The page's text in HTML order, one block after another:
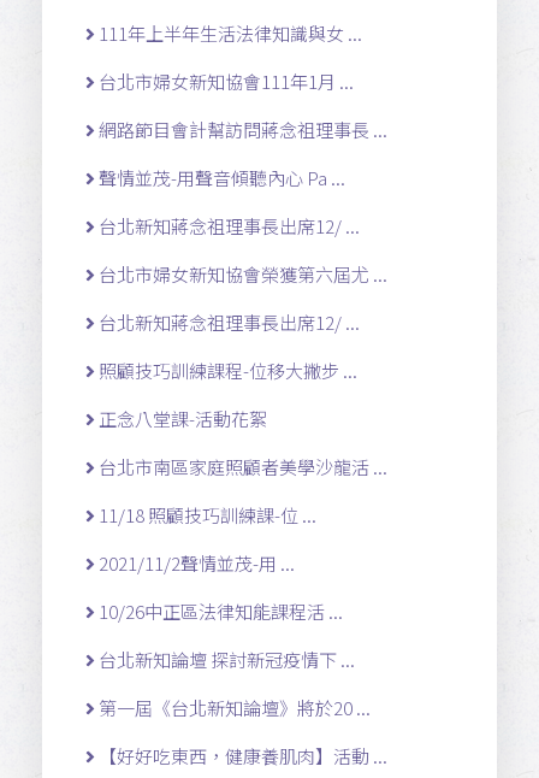
111年上半年生活法律知識與女 ...
台北市婦女新知協會111年1月 ...
網路節目會計幫訪問蔣念祖理事長 ...
聲情並茂-用聲音傾聽內心 Pa ...
台北新知蔣念祖理事長出席12/ ...
台北市婦女新知協會榮獲第六屆尤 ...
台北新知蔣念祖理事長出席12/ ...
照顧技巧訓練課程-位移大撇步 ...
正念八堂課-活動花絮
台北市南區家庭照顧者美學沙龍活 ...
11/18 照顧技巧訓練課-位 ...
2021/11/2聲情並茂-用 ...
10/26中正區法律知能課程活 ...
台北新知論壇 探討新冠疫情下 ...
第一屆《台北新知論壇》將於20 ...
【好好吃東西，健康養肌肉】活動 ...